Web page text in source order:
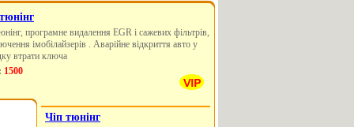
програмне видалення EGR і сажевих фільтрів,
імобілайзерів . Аварійне відкриття авто у
втрати ключа
1500
Чіп тюнінг